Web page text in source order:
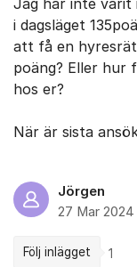
Jag har inte varit
i dagsläget
att få en
poäng? Eller hur
hos er?
När är sista
Jörgen
27 Mar 2024
Följ inlägget 1